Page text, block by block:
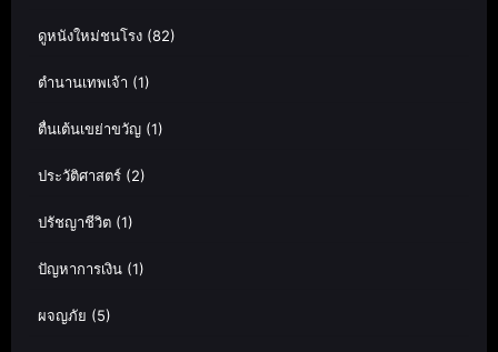
ดูหนังใหม่ชนโรง (82)
ตำนานเทพเจ้า (1)
ตื่นเต้นเขย่าขวัญ (1)
ประวัติศาสตร์ (2)
ปรัชญาชีวิต (1)
ปัญหาการเงิน (1)
ผจญภัย (5)